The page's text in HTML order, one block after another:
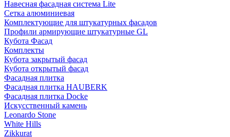
Навесная фасадная система Lite
Сетка алюминиевая
Комплектующие для штукатурных фасадов
Профили армирующие штукатурные GL
Кубота Фасад
Комплекты
Кубота закрытый фасад
Кубота открытый фасад
Фасадная плитка
Фасадная плитка HAUBERK
Фасадная плитка Docke
Искусственный камень
Leonardo Stone
White Hills
Zikkurat